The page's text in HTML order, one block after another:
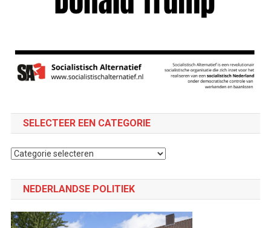
SELECTEER EEN CATEGORIE
Selecteer
NEDERLANDSE POLITIEK